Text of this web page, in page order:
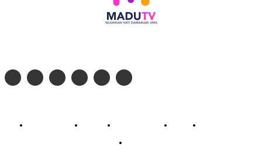
Profil Madu TV Redaksi Pedoman Siber Kontak